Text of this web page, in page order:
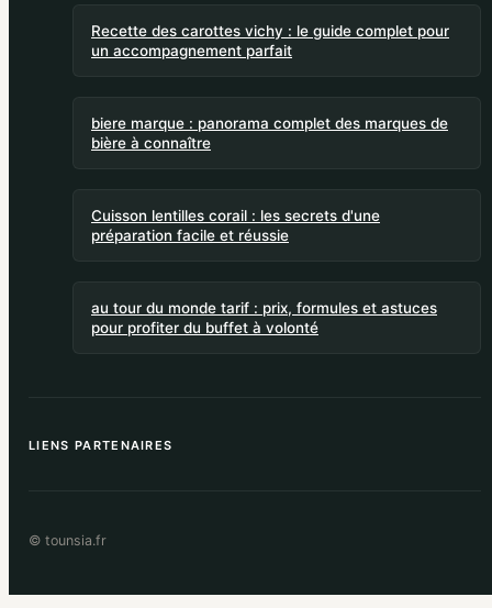
Recette des carottes vichy : le guide complet pour
un accompagnement parfait
biere marque : panorama complet des marques de
bière à connaître
Cuisson lentilles corail : les secrets d'une
préparation facile et réussie
au tour du monde tarif : prix, formules et astuces
pour profiter du buffet à volonté
LIENS PARTENAIRES
© tounsia.fr